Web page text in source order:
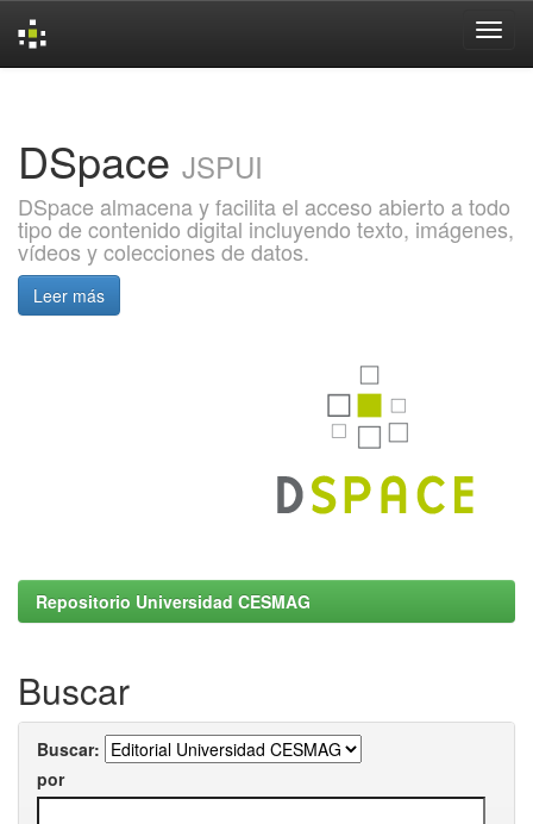
DSpace JSPUI
DSpace almacena y facilita el acceso abierto a todo
tipo de contenido digital incluyendo texto, imágenes,
vídeos y colecciones de datos.
Leer más
Repositorio Universidad CESMAG
Buscar
Buscar:
por